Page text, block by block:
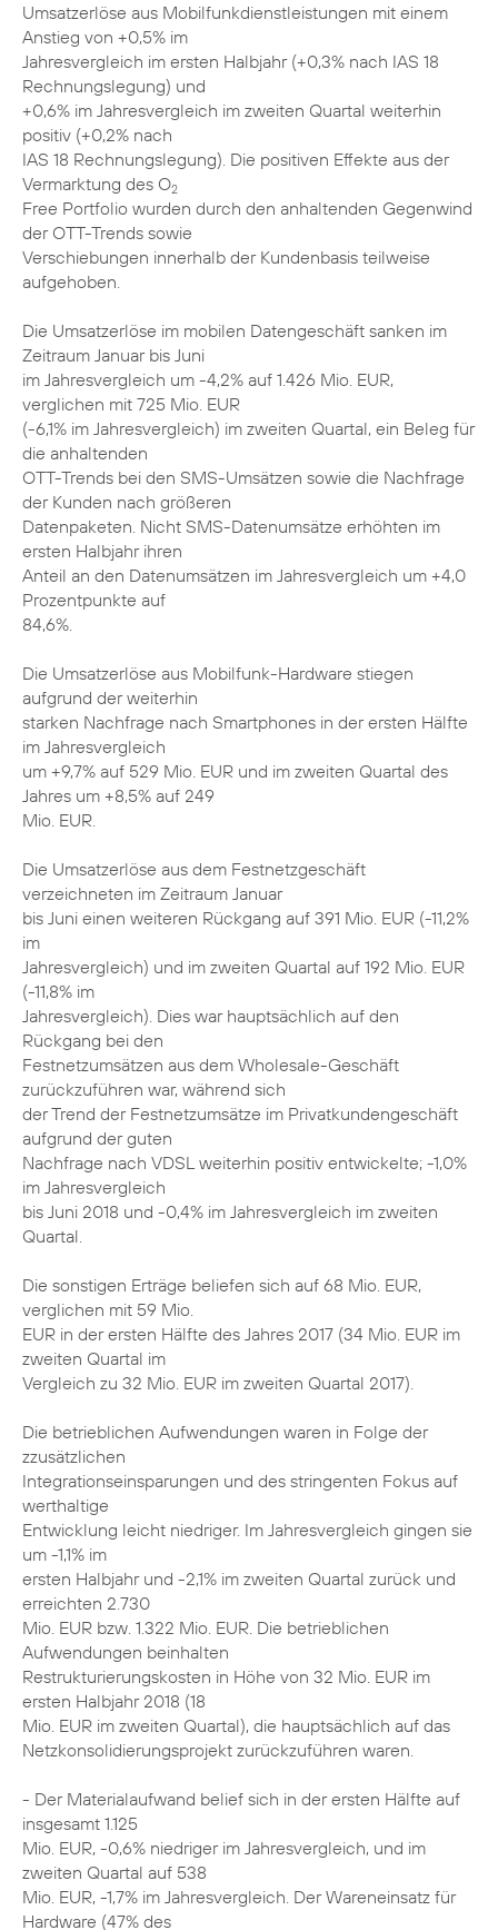
Umsatzerlöse aus Mobilfunkdienstleistungen mit einem
Anstieg von +0,5% im
Jahresvergleich im ersten Halbjahr (+0,3% nach IAS 18
Rechnungslegung) und
+0,6% im Jahresvergleich im zweiten Quartal weiterhin
positiv (+0,2% nach
IAS 18 Rechnungslegung). Die positiven Effekte aus der
Vermarktung des O2